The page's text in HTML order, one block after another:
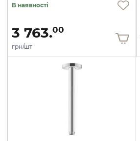
В наявності
3 763.00
грн/шт